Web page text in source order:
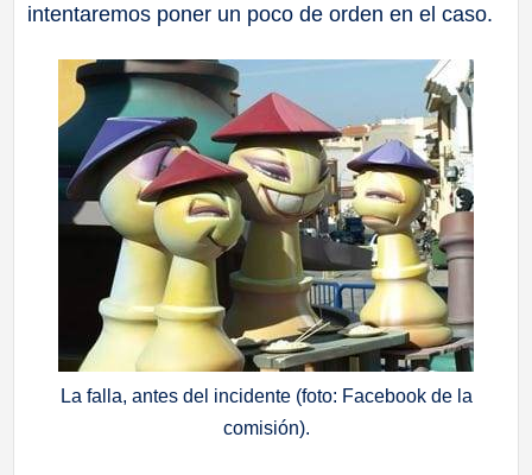
intentaremos poner un poco de orden en el caso.
La falla, antes del incidente (foto: Facebook de la
comisión).